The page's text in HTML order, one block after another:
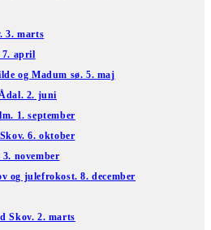
3. marts
7. april
og Madum sø. 5. maj
2. juni
1. september
6. oktober
november
og julefrokost. 8. december
Skov. 2. marts